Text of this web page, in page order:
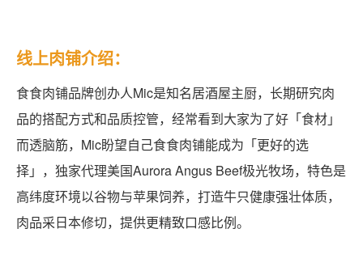
线上肉铺介绍：
食食肉铺品牌创办人Mic是知名居酒屋主厨，长期研究肉
品的搭配方式和品质控管，经常看到大家为了好「食材」
而透脑筋，Mic盼望自己食食肉铺能成为「更好的选
择」，独家代理美国Aurora Angus Beef极光牧场，特色是
高纬度环境以谷物与苹果饲养，打造牛只健康强壮体质，
肉品采日本修切，提供更精致口感比例。